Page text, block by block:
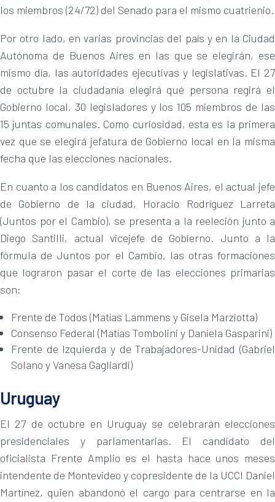
los miembros (24/72) del Senado para el mismo cuatrienio.
Por otro lado, en varias provincias del país y en la Ciudad
Autónoma de Buenos Aires en las que se elegirán, ese
mismo día, las autoridades ejecutivas y legislativas. El 27
de octubre la ciudadanía elegirá qué persona regirá el
Gobierno local, 30 legisladores y los 105 miembros de las
15 juntas comunales. Como curiosidad, esta es la primera
vez que se elegirá jefatura de Gobierno local en la misma
fecha que las elecciones nacionales.
En cuanto a los candidatos en Buenos Aires, el actual jefe
de Gobierno de la ciudad, Horacio Rodríguez Larreta
(Juntos por el Cambio), se presenta a la reeleción junto a
Diego Santilli, actual vicejefe de Gobierno. Junto a la
fórmula de Juntos por el Cambio, las otras formaciones
que lograron pasar el corte de las elecciones primarias
son:
Frente de Todos (Matías Lammens y Gisela Marziotta)
Consenso Federal (Matías Tombolini y Daniela Gasparini)
Frente de Izquierda y de Trabajadores-Unidad (Gabriel
Solano y Vanesa Gagliardi)
Uruguay
El 27 de octubre en Uruguay se celebrarán elecciones
presidenciales y parlamentarias. El candidato del
oficialista Frente Amplio es el hasta hace unos meses
intendente de Montevideo y copresidente de la UCCI Daniel
Martínez, quien abandonó el cargo para centrarse en la